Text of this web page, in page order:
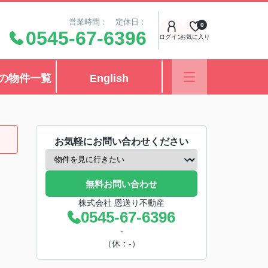
営業時間： 定休日：
0545-67-6396 ログインお気に入り
0
物件一覧 English
お気軽にお問い合わせください
無料お問い合わせ
株式会社 恩送り不動産
0545-67-6396
-
（休：-）